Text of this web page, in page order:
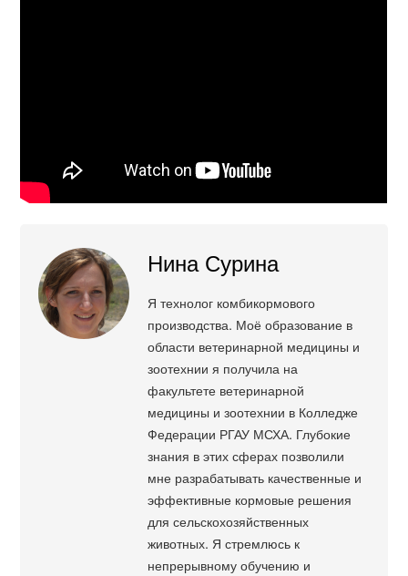
Нина Сурина
Я технолог комбикормового
производства. Моё образование в
области ветеринарной медицины и
зоотехнии я получила на
факультете ветеринарной
медицины и зоотехнии в Колледже
Федерации РГАУ МСХА. Глубокие
знания в этих сферах позволили
мне разрабатывать качественные и
эффективные кормовые решения
для сельскохозяйственных
животных. Я стремлюсь к
непрерывному обучению и